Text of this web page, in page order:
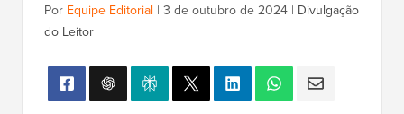
Por Equipe Editorial | 3 de outubro de 2024 | Divulgação
do Leitor